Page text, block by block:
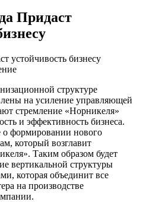
Придаст
структуре
на усиление управляющей
стремление «Норникеля»
и эффективность бизнеса.
формировании нового
который возглавит
Таким образом будет
вертикальной структуры
которая объединит все
на производстве